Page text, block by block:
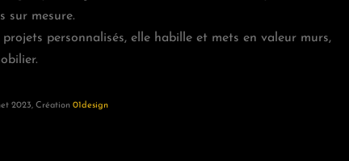
sur mesure.
personnalisés, elle habille et mets en valeur murs,
2023, Création01design